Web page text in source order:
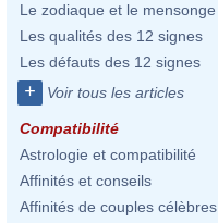
Le zodiaque et le mensonge
Les qualités des 12 signes
Les défauts des 12 signes
+ Voir tous les articles
Compatibilité
Astrologie et compatibilité
Affinités et conseils
Affinités de couples célèbres